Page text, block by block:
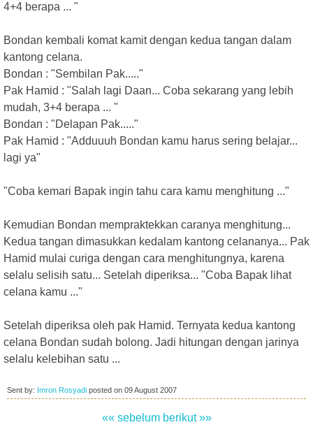
4+4 berapa ... "
Bondan kembali komat kamit dengan kedua tangan dalam
kantong celana.
Bondan : "Sembilan Pak....."
Pak Hamid : "Salah lagi Daan... Coba sekarang yang lebih
mudah, 3+4 berapa ... "
Bondan : "Delapan Pak....."
Pak Hamid : "Adduuuh Bondan kamu harus sering belajar...
lagi ya"
"Coba kemari Bapak ingin tahu cara kamu menghitung ..."
Kemudian Bondan mempraktekkan caranya menghitung...
Kedua tangan dimasukkan kedalam kantong celananya... Pak
Hamid mulai curiga dengan cara menghitungnya, karena
selalu selisih satu... Setelah diperiksa... "Coba Bapak lihat
celana kamu ..."
Setelah diperiksa oleh pak Hamid. Ternyata kedua kantong
celana Bondan sudah bolong. Jadi hitungan dengan jarinya
selalu kelebihan satu ...
Sent by: Imron Rosyadi posted on 09 August 2007
«« sebelum berikut »»